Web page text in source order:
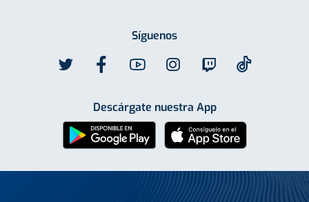
Síguenos
Descárgate nuestra App